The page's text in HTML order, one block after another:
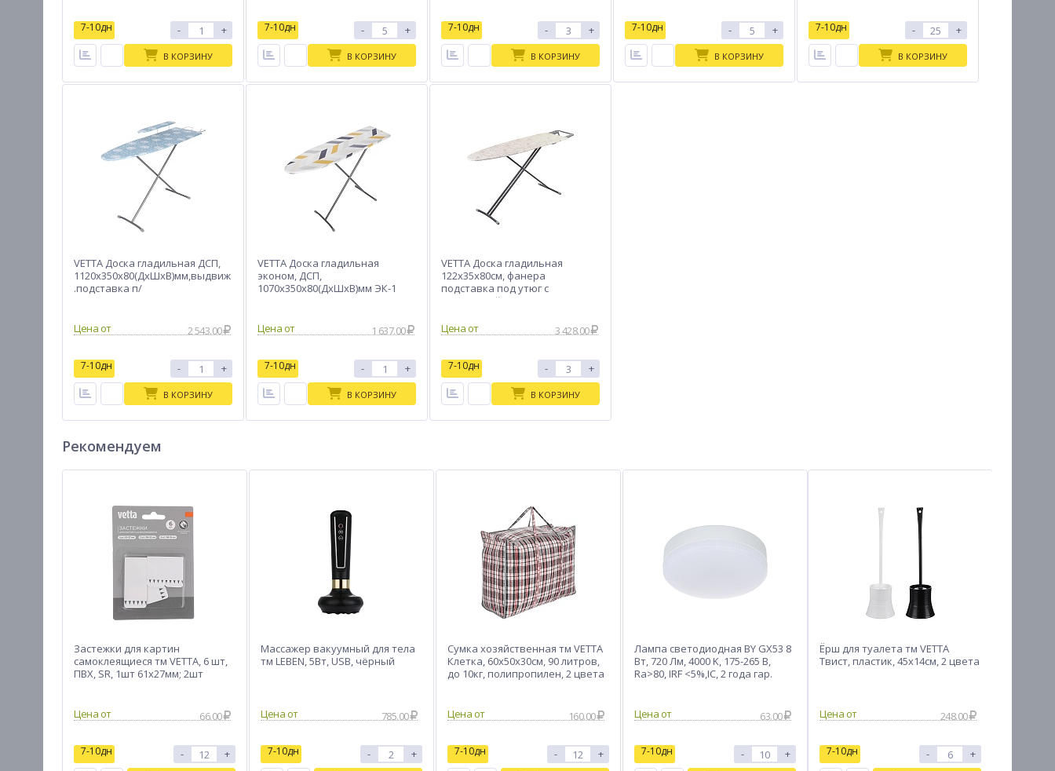
7-10дн - +
В КОРЗИНУ
7-10дн - +
В КОРЗИНУ
7-10дн - +
В КОРЗИНУ
7-10дн - +
В КОРЗИНУ
7-10дн - +
В КОРЗИНУ
VETTA Доска гладильная ДСП,
1120х350х80(ДхШхВ)мм,выдвиж
.подставка п/
Цена от
2 543.00
7-10дн - +
В КОРЗИНУ
VETTA Доска гладильная
эконом, ДСП,
1070х350х80(ДхШхВ)мм ЭК-1
Цена от 1 637.00
7-10дн - +
В КОРЗИНУ
VETTA Доска гладильная
122х35х80см, фанера
подставка под утюг с
термоустойчивыми вст., удл.
Цена от
3 428.00
7-10дн - +
В КОРЗИНУ
Рекомендуем
Застежки для картин
самоклеящиеся тм VETTA, 6 шт,
ПВХ, SR, 1шт 61х27мм; 2шт
66.00
7-10дн - +
Массажер вакуумный для тела
тм LEBEN, 5Вт, USB, чёрный
785.00
7-10дн - +
Сумка хозяйственная тм VETTA
Клетка, 60x50x30см, 90 литров,
до 10кг, полипропилен, 2 цвета
160.00
7-10дн - +
Лампа светодиодная BY GX53 8
Вт, 720 Лм, 4000 K, 175-265 В,
Ra>80, IRF <5%,IC, 2 года гар.
63.00
7-10дн - +
Ёрш для туалета тм VETTA
Твист, пластик, 45х14см, 2 цвета
248.00
7-10дн - +